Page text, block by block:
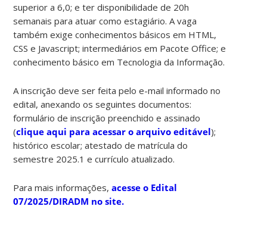
superior a 6,0; e ter disponibilidade de 20h
semanais para atuar como estagiário. A vaga
também exige conhecimentos básicos em HTML,
CSS e Javascript; intermediários em Pacote Office; e
conhecimento básico em Tecnologia da Informação.
A inscrição deve ser feita pelo e-mail informado no
edital, anexando os seguintes documentos:
formulário de inscrição preenchido e assinado
(clique aqui para acessar o arquivo editável);
histórico escolar; atestado de matrícula do
semestre 2025.1 e currículo atualizado.
Para mais informações,acesse o Edital
07/2025/DIRADM no site.